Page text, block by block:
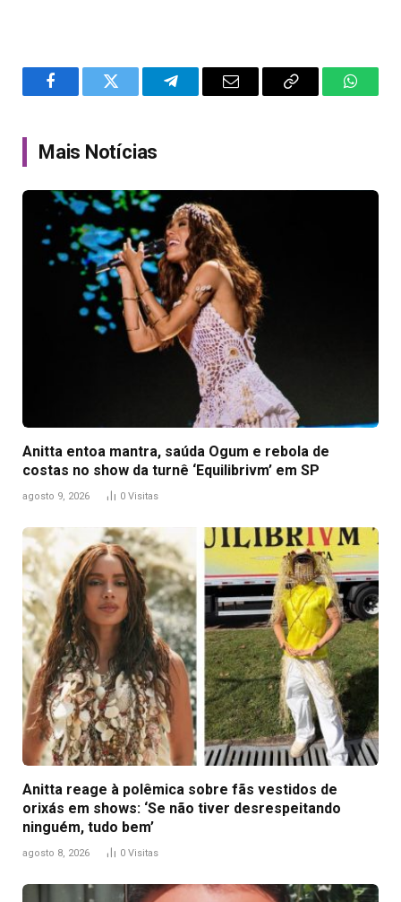
FacebookTwitter TelegramEmail
Copy
Mais Notícias
Anitta entoa mantra, saúda Ogum e rebola de
costas no show da turnê ‘Equilibrivm’ em SP
agosto 9, 2026 0 Visitas
Anitta reage à polêmica sobre fãs vestidos de
orixás em shows: ‘Se não tiver desrespeitando
ninguém, tudo bem’
agosto 8, 2026 0 Visitas